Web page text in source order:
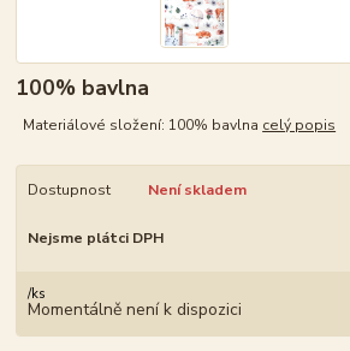
100% bavlna
Materiálové složení: 100% bavlna celý popis
Dostupnost Není skladem
Nejsme plátci DPH
/ks
Momentálně není k dispozici